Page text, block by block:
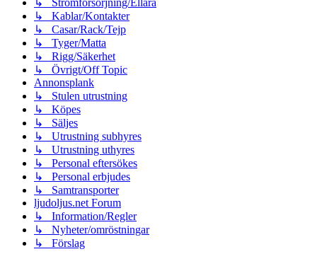
↳ Kablar/Kontakter
↳ Casar/Rack/Tejp
↳ Tyger/Matta
↳ Rigg/Säkerhet
↳ Övrigt/Off Topic
Annonsplank
↳ Stulen utrustning
↳ Köpes
↳ Säljes
↳ Utrustning subhyres
↳ Utrustning uthyres
↳ Personal eftersökes
↳ Personal erbjudes
↳ Samtransporter
ljudoljus.net Forum
↳ Information/Regler
↳ Nyheter/omröstningar
↳ Förslag